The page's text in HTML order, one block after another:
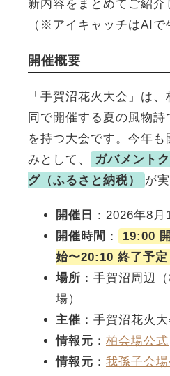
新内容をまとめてご紹介
（※アイキャッチはAIで
開催概要
「手賀沼花火大会」は
同で開催する夏の風物
を持つ大会です。今年
みとして、
ガバメント
グ（ふるさと納税）
が
開催日
：2026年8月
開催時間 ：
19:00
始〜20:10 終了予定
場所 ：手賀沼周辺
場）
主催 ：手賀沼花火
情報元 ： 柏会場公式
情報元 ： 我孫子会